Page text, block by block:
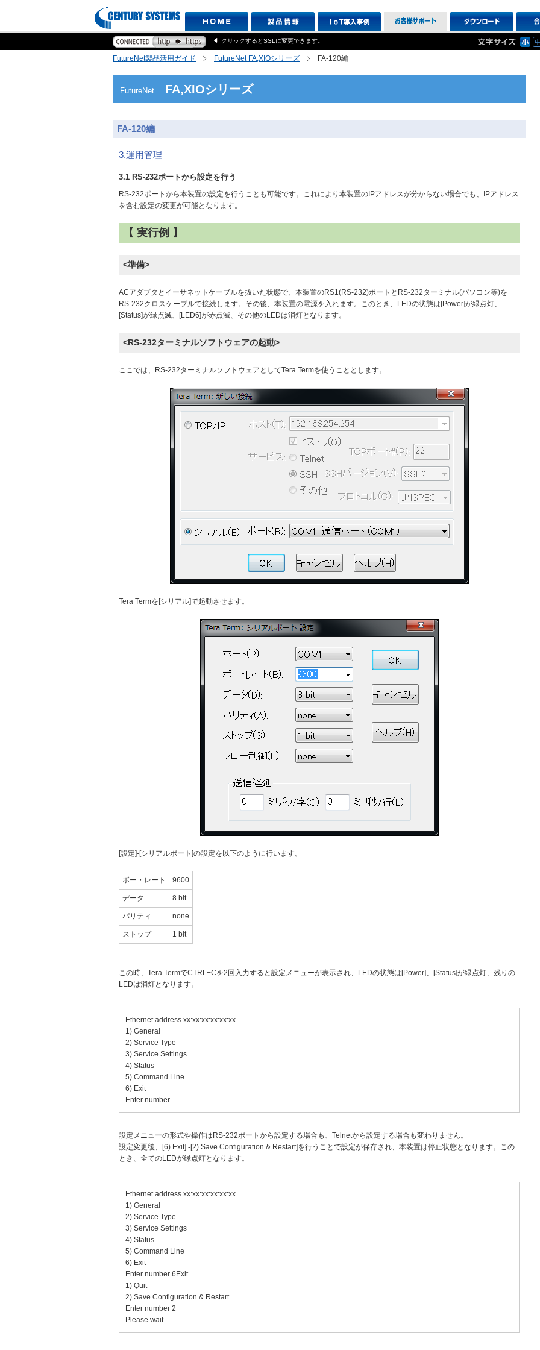
クリックするとSSLに変更できます。
FutureNet製品活用ガイド FutureNet FA,XIOシリーズ FA-120編
FutureNet FA,XIOシリーズ
FA-120編
3.運用管理
3.1 RS-232ポートから設定を行う
RS-232ポートから本装置の設定を行うことも可能です。これにより本装置のIPアドレスが分からない場合でも、IPアドレス
を含む設定の変更が可能となります。
【 実行例 】
<準備>
ACアダプタとイーサネットケーブルを抜いた状態で、本装置のRS1(RS-232)ポートとRS-232ターミナル(パソコン等)を
RS-232クロスケーブルで接続します。その後、本装置の電源を入れます。このとき、LEDの状態は[Power]が緑点灯、
[Status]が緑点滅、[LED6]が赤点滅、その他のLEDは消灯となります。
<RS-232ターミナルソフトウェアの起動>
ここでは、RS-232ターミナルソフトウェアとしてTera Termを使うこととします。
Tera Termを[シリアル]で起動させます。
[設定]-[シリアルポート]の設定を以下のように行います。
ボー・レート 9600
データ 8 bit
パリティ none
ストップ 1 bit
この時、Tera TermでCTRL+Cを2回入力すると設定メニューが表示され、LEDの状態は[Power]、[Status]が緑点灯、残りの
LEDは消灯となります。
Ethernet address xx:xx:xx:xx:xx:xx
1) General
2) Service Type
3) Service Settings
4) Status
5) Command Line
6) Exit
Enter number
設定メニューの形式や操作はRS-232ポートから設定する場合も、Telnetから設定する場合も変わりません。
設定変更後、[6) Exit] -[2) Save Configuration & Restart]を行うことで設定が保存され、本装置は停止状態となります。この
とき、全てのLEDが緑点灯となります。
Ethernet address xx:xx:xx:xx:xx:xx
1) General
2) Service Type
3) Service Settings
4) Status
5) Command Line
6) Exit
Enter number 6Exit
1) Quit
2) Save Configuration & Restart
Enter number 2
Please wait